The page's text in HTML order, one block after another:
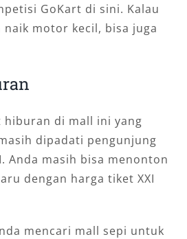
GoKart di sini. Kalau
motor kecil, bisa juga
hiburan di mall ini yang
dipadati pengunjung
Anda masih bisa menonton
dengan harga tiket XXI
mencari mall sepi untuk